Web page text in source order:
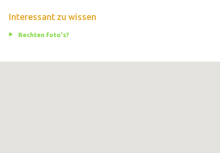
Interessant zu wissen
Rechten foto's?